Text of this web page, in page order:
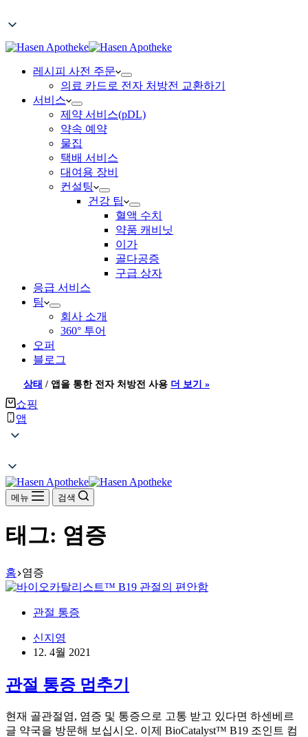
레시피 사전 주문
의료 카드로 전자 처방전 교환하기
서비스
제약 서비스(pDL)
약속 예약
물집
택배 서비스
대여용 장비
컨설팅
건강 팁
혈액 수치
약품 캐비닛
이가
골다공증
구급 상자
응급 서비스
팀
회사 소개
360° 투어
오퍼
블로그
상태 / 앱을 통한 전자 처방전 사용 더 보기 »
쇼핑
앱
메뉴 검색
태그: 염증
홈 염증
관절 통증
신지영
12. 4월 2021
관절 통증 멈추기
현재 골관절염, 염증 및 통증으로 고통 받고 있다면 하센베르
글 약국을 방문해 보십시오. 이제 BioCatalyst™ B19 조인트 컴